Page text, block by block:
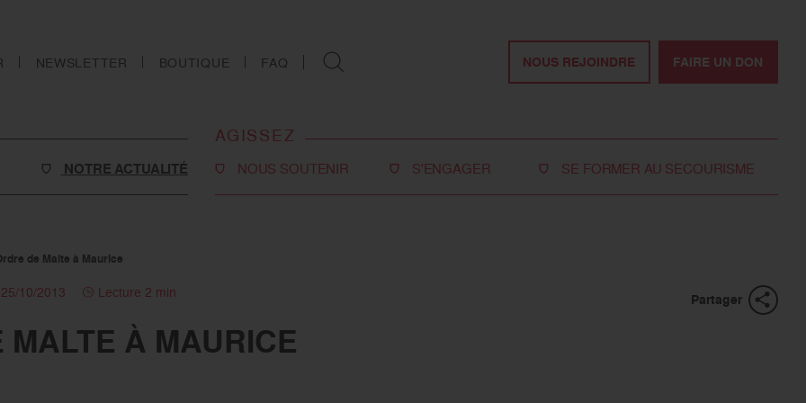
NEWSLETTER BOUTIQUE FAQ NOUS REJOINDRE FAIRE UN DON
NOTRE ACTUALITÉ
AGISSEZ
NOUS SOUTENIR
assurances-vie
S'ENGAGER
SE FORMER AU SECOURISME
de Malte à Maurice
Partager
10/2013 Lecture 2 min
MALTE À MAURICE